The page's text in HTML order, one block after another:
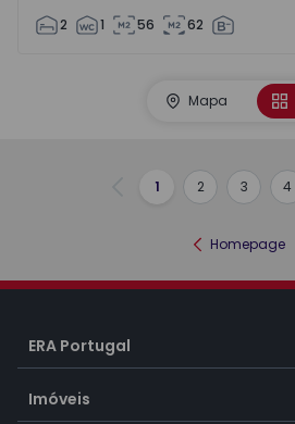
2 1 56 62
Mapa
Anterior
1 2 3 4
Homepage
ERA Portugal
Imóveis